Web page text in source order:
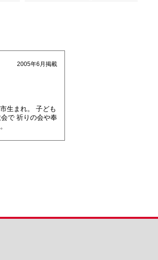
2005年6月掲載
生まれ。 子ども
で 祈りの会や奉